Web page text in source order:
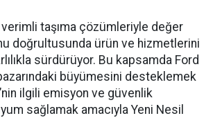
verimli taşıma çözümleriyle değer
doğrultusunda ürün ve hizmetlerini
sürdürüyor. Bu kapsamda Ford
büyümesini desteklemek
ilgili emisyon ve güvenlik
sağlamak amacıyla Yeni Nesil